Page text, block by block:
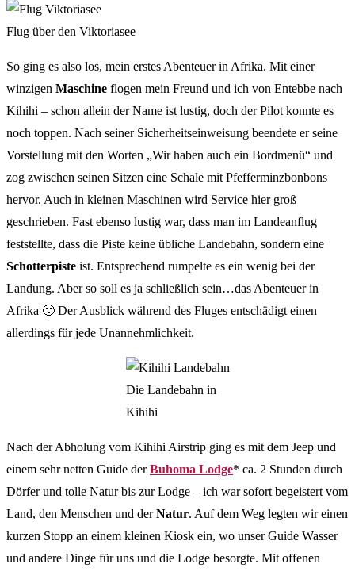
Flug über den Viktoriasee
So ging es also los, mein erstes Abenteuer in Afrika. Mit einer
winzigen Maschine flogen mein Freund und ich von Entebbe nach
Kihihi – schon allein der Name ist lustig, doch der Pilot konnte es
noch toppen. Nach seiner Sicherheitseinweisung beendete er seine
Vorstellung mit den Worten „Wir haben auch ein Bordmenü“ und
zog zwischen seinen Sitzen eine Schale mit Pfefferminzbonbons
hervor. Auch in kleinen Maschinen wird Service hier groß
geschrieben. Fast ebenso lustig war, dass man im Landeanflug
feststellte, dass die Piste keine übliche Landebahn, sondern eine
Schotterpiste ist. Entsprechend rumpelte es ein wenig bei der
Landung. Aber so soll es ja schließlich sein…das Abenteuer in
Afrika 🙂 Der Ausblick während des Fluges entschädigt einen
allerdings für jede Unannehmlichkeit.
Die Landebahn in
Kihihi
Nach der Abholung vom Kihihi Airstrip ging es mit dem Jeep und
einem sehr netten Guide derBuhoma Lodge* ca. 2 Stunden durch
Dörfer und tolle Natur bis zur Lodge – ich war sofort begeistert vom
Land, den Menschen und derNatur. Auf dem Weg legten wir einen
kurzen Stopp an einem kleinen Kiosk ein, wo unser Guide Wasser
und andere Dinge für uns und die Lodge besorgte. Mit offenen